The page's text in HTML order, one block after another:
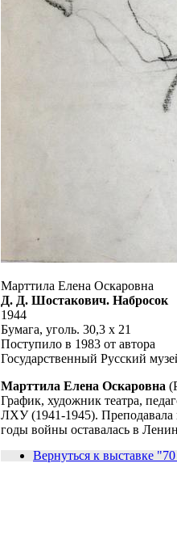
Марттила Елена Оскаровна
Д. Д. Шостакович. Набросок
1944
Бумага, уголь. 30,3 х 21
Поступило в 1983 от автора
Государственный Русский
Марттила Елена Оскаровна
График, художник театра,
ЛХУ (1941-1945).
годы войны оставалась в
Вернуться к выставке